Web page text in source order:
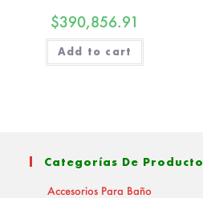
$390,856.91
Add to cart
Categorías De Producto
Accesorios Para Baño